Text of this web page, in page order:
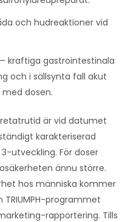
och hudreaktioner vid
kraftiga gastrointestinala
och i sällsynta fall akut
med dosen.
är vid datumet
karakteriserad
utveckling. För doser
ännu större.
hos människa kommer
programmet
rapportering. Tills